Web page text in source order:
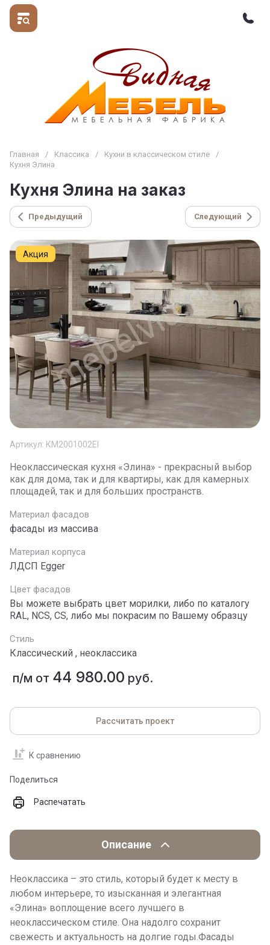
Главная / Классика / Кухни в классическом стиле
/
Кухня Элина
Кухня Элина на заказ
Предыдущий Следующий
Акция
Артикул: КМ2001002El
Неоклассическая кухня «Элина» - прекрасный выбор
как для дома, так и для квартиры, как для камерных
площадей, так и для больших пространств.
Материал фасадов
фасады из массива
Материал корпуса
ЛДСП Egger
Цвет фасадов
Вы можете выбрать цвет морилки, либо по каталогу
RAL, NCS, СS, либо мы покрасим по Вашему образцу
Стиль
Классический , неоклассика
п/м от 44 980.00 руб.
Рассчитать проект
К сравнению
Поделиться
Распечатать
Описание
Неоклассика – это стиль, который будет к месту в
любом интерьере, то изысканная и элегантная
«Элина» воплощение всего лучшего в
неоклассическом стиле. Она надолго сохранит
свежесть и актуальность на долгие годы.Фасады